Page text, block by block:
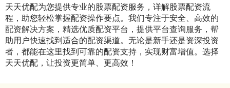
天天优配为您提供专业的股票配资服务，详解股票配资流
程，助您轻松掌握配资操作要点。我们专注于安全、高效的
配资解决方案，精选优质配资平台，提供平台查询服务，帮
助用户快速找到适合的配资渠道。无论是新手还是资深投资
者，都能在这里找到可靠的配资支持，实现财富增值。选择
天天优配，让投资更简单、更高效！